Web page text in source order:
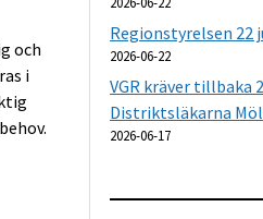
och
i
Regionstyrelsen 22
2026-06-22
VGR kräver tillbaka
Distriktsläkarna
2026-06-17